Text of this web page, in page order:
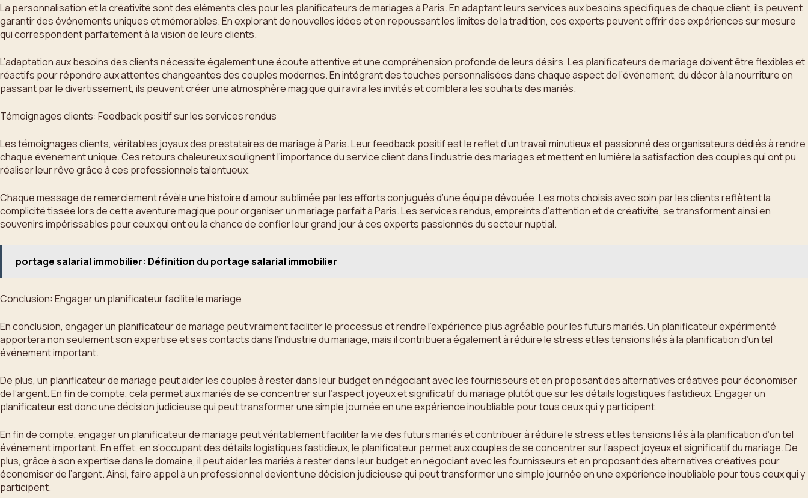
La personnalisation et la créativité sont des éléments clés pour les planificateurs de mariages à Paris. En adaptant leurs services aux besoins spécifiques de chaque client, ils peuvent
garantir des événements uniques et mémorables. En explorant de nouvelles idées et en repoussant les limites de la tradition, ces experts peuvent offrir des expériences sur mesure
qui correspondent parfaitement à la vision de leurs clients.
L’adaptation aux besoins des clients nécessite également une écoute attentive et une compréhension profonde de leurs désirs. Les planificateurs de mariage doivent être flexibles et
réactifs pour répondre aux attentes changeantes des couples modernes. En intégrant des touches personnalisées dans chaque aspect de l’événement, du décor à la nourriture en
passant par le divertissement, ils peuvent créer une atmosphère magique qui ravira les invités et comblera les souhaits des mariés.
Témoignages clients: Feedback positif sur les services rendus
Les témoignages clients, véritables joyaux des prestataires de mariage à Paris. Leur feedback positif est le reflet d’un travail minutieux et passionné des organisateurs dédiés à rendre
chaque événement unique. Ces retours chaleureux soulignent l’importance du service client dans l’industrie des mariages et mettent en lumière la satisfaction des couples qui ont pu
réaliser leur rêve grâce à ces professionnels talentueux.
Chaque message de remerciement révèle une histoire d’amour sublimée par les efforts conjugués d’une équipe dévouée. Les mots choisis avec soin par les clients reflètent la
complicité tissée lors de cette aventure magique pour organiser un mariage parfait à Paris. Les services rendus, empreints d’attention et de créativité, se transforment ainsi en
souvenirs impérissables pour ceux qui ont eu la chance de confier leur grand jour à ces experts passionnés du secteur nuptial.
portage salarial immobilier: Définition du portage salarial immobilier
Conclusion: Engager un planificateur facilite le mariage
En conclusion, engager un planificateur de mariage peut vraiment faciliter le processus et rendre l’expérience plus agréable pour les futurs mariés. Un planificateur expérimenté
apportera non seulement son expertise et ses contacts dans l’industrie du mariage, mais il contribuera également à réduire le stress et les tensions liés à la planification d’un tel
événement important.
De plus, un planificateur de mariage peut aider les couples à rester dans leur budget en négociant avec les fournisseurs et en proposant des alternatives créatives pour économiser
de l’argent. En fin de compte, cela permet aux mariés de se concentrer sur l’aspect joyeux et significatif du mariage plutôt que sur les détails logistiques fastidieux. Engager un
planificateur est donc une décision judicieuse qui peut transformer une simple journée en une expérience inoubliable pour tous ceux qui y participent.
En fin de compte, engager un planificateur de mariage peut véritablement faciliter la vie des futurs mariés et contribuer à réduire le stress et les tensions liés à la planification d’un tel
événement important. En effet, en s’occupant des détails logistiques fastidieux, le planificateur permet aux couples de se concentrer sur l’aspect joyeux et significatif du mariage. De
plus, grâce à son expertise dans le domaine, il peut aider les mariés à rester dans leur budget en négociant avec les fournisseurs et en proposant des alternatives créatives pour
économiser de l’argent. Ainsi, faire appel à un professionnel devient une décision judicieuse qui peut transformer une simple journée en une expérience inoubliable pour tous ceux qui y
participent.